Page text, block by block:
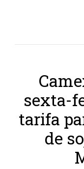
sexta-
tarifa
de